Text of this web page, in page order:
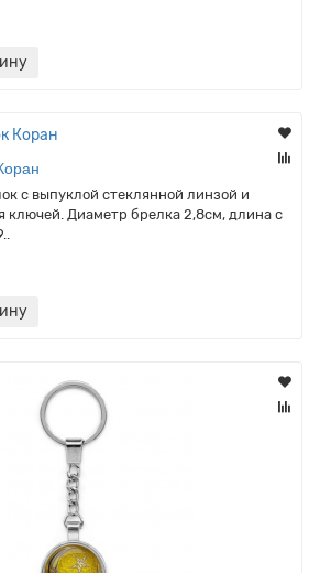
с выпуклой стеклянной линзой и
ключей. Диаметр брелка 2,8см, длина с